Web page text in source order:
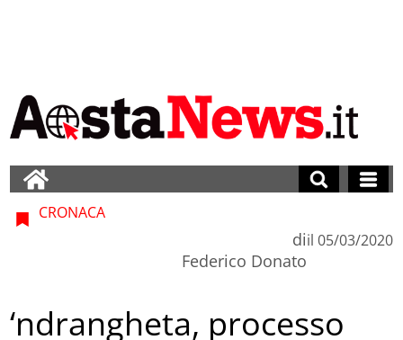
CRONACA
di
Federico Donato
il 05/03/2020
‘ndrangheta, processo